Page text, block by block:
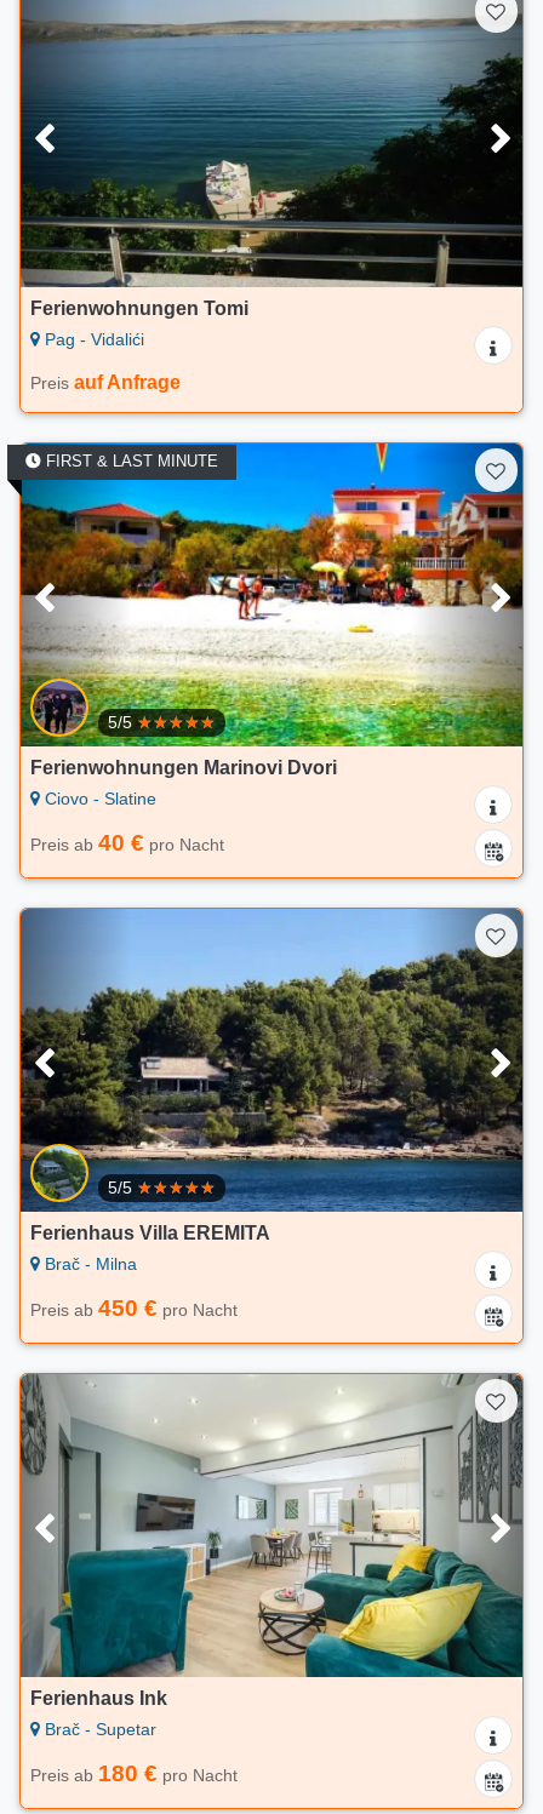
Ferienwohnungen Tomi
Pag - Vidalići
Preis auf Anfrage
FIRST & LAST MINUTE
5/5
Ferienwohnungen Marinovi Dvori
Ciovo - Slatine
Preis ab 40 € pro Nacht
5/5
Ferienhaus Villa EREMITA
Brač - Milna
Preis ab 450 € pro Nacht
Ferienhaus Ink
Brač - Supetar
Preis ab 180 € pro Nacht